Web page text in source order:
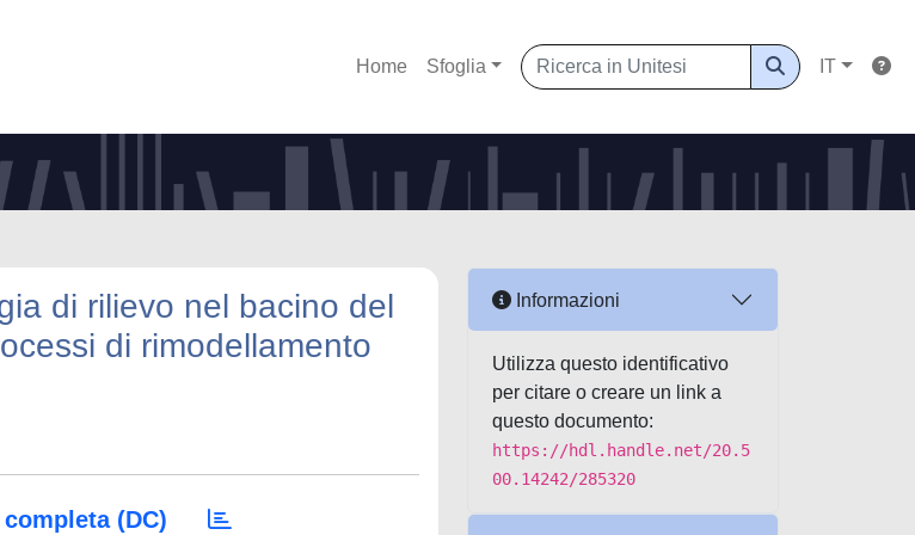
Home Sfoglia IT
di rilievo nel bacino del
di rimodellamento
(DC)
Informazioni
Utilizza questo identificativo
per citare o creare un link a
questo documento:
https://hdl.handle.net/20.5
00.14242/285320